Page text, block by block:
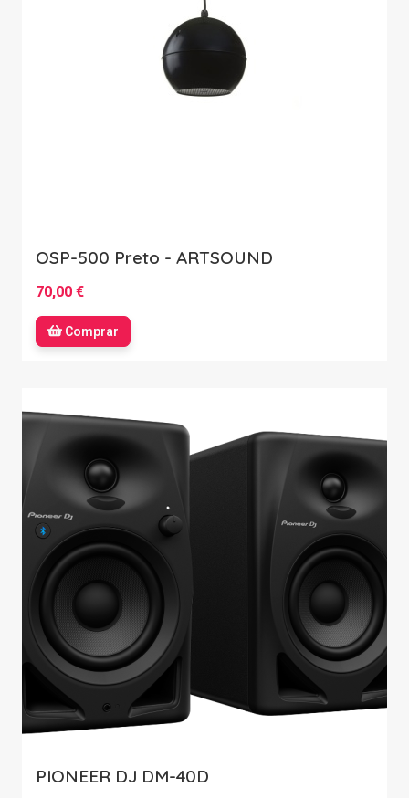
OSP-500 Preto - ARTSOUND
70,00 €
Comprar
PIONEER DJ DM-40D